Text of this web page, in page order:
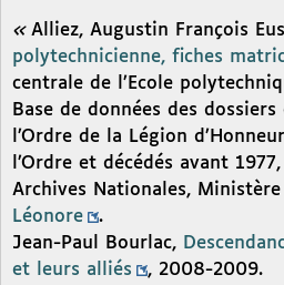
« Alliez, Augustin François
polytechnicienne, fiches
centrale de l’Ecole
Base de données des
l’Ordre de la Légion
l’Ordre et décédés avant
Archives Nationales,
Léonore
.
Jean-Paul Bourlac,
et leurs alliés
, 2008-2009.